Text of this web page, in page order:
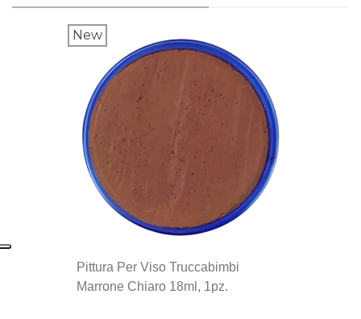
New
Pittura Per Viso Truccabimbi
Marrone Chiaro 18ml, 1pz.